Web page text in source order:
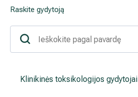
Raskite gydytoją
Klinikinės toksikologijos gydytojai
Akušerija ginekologija
Vidaus tvarkos taisyklės